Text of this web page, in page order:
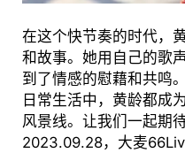
在这个快节奏的时代，
和故事。她用自己的歌
到了情感的慰藉和共鸣
日常生活中，黄龄都成
风景线。让我们一起期
2023.09.28，大麦